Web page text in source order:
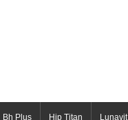
Bh Plus Hip Titan Lunavit